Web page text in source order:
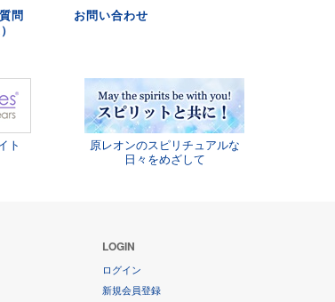
問
お問い合わせ
ト
原レオンのスピリチュアルな
日々をめざして
LOGIN
ログイン
新規会員登録